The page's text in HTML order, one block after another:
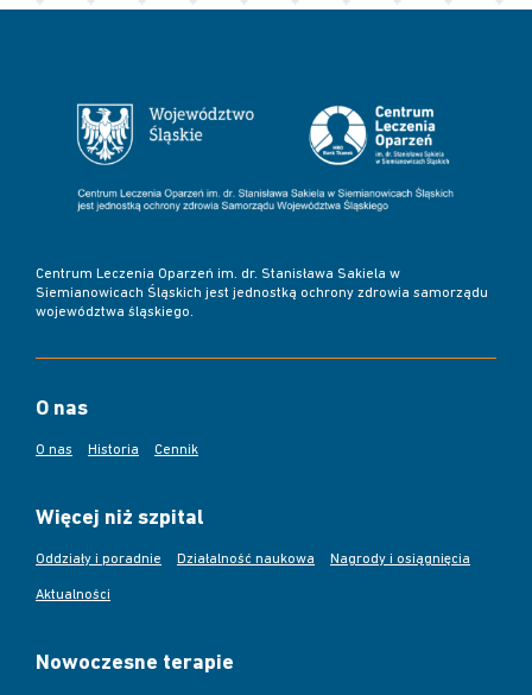
Centrum Leczenia Oparzeń im. dr. Stanisława Sakiela w
Siemianowicach Śląskich jest jednostką ochrony zdrowia samorządu
województwa śląskiego.
O nas
O nas Historia Cennik
Więcej niż szpital
Oddziały i poradnie Działalność naukowa Nagrody i osiągnięcia
Aktualności
Nowoczesne terapie